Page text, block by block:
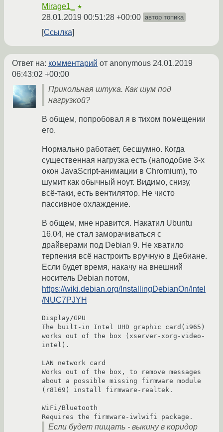
Mirage1_ ★
28.01.2019 00:51:28 +00:00 автор топика
Ссылка
Ответ на: комментарий от anonymous 24.01.2019
06:43:02 +00:00
Прикольная штука. Как шум под
нагрузкой?
В общем, попробовал я в тихом помещении
его.
Нормально работает, бесшумно. Когда
существенная нагрузка есть (наподобие 3-х
окон JavaScript-анимации в Chromium), то
шумит как обычный ноут. Видимо, снизу,
всё-таки, есть вентилятор. Не чисто
пассивное охлаждение.
В общем, мне нравится. Накатил Ubuntu
16.04, не стал заморачиваться с
драйверами под Debian 9. Не хватило
терпения всё настроить вручную в Дебиане.
Если будет время, накачу на внешний
носитель Debian потом,
https://wiki.debian.org/InstallingDebianOn/Intel
/NUC7PJYH
Display/GPU
The built-in Intel UHD graphic card(i965)
works out of the box (xserver-xorg-video-
intel).
LAN network card
Works out of the box, to remove messages
about a possible missing firmware module
(r8169) install firmware-realtek.
WiFi/Bluetooth
Если будет пищать - выкину в коридор